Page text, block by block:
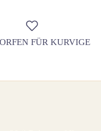
FÜR KURVIGE